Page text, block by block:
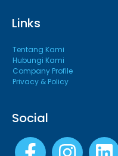
Links
Tentang Kami
Hubungi Kami
Company Profile
Privacy & Policy
Social